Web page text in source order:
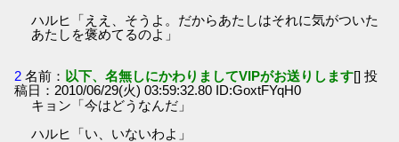
ハルヒ「ええ、そうよ。だからあたしはそれに気がついた
あたしを褒めてるのよ」
2 名前： 以下、名無しにかわりましてVIPがお送りします[] 投
稿日：2010/06/29(火) 03:59:32.80 ID:GoxtFYqH0
キョン「今はどうなんだ」
ハルヒ「い、いないわよ」